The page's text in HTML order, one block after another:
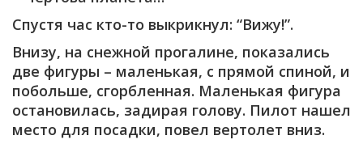
Спустя час кто-то выкрикнул: “Вижу!”.
Внизу, на снежной прогалине, показались
две фигуры – маленькая, с прямой спиной, и
побольше, сгорбленная. Маленькая фигура
остановилась, задирая голову. Пилот нашел
место для посадки, повел вертолет вниз.